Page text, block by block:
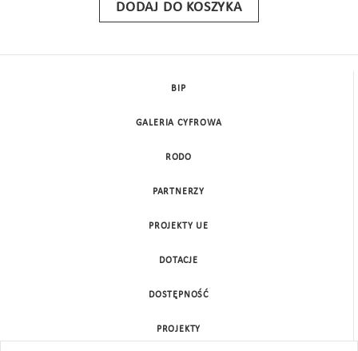
DODAJ DO KOSZYKA
BIP
GALERIA CYFROWA
RODO
PARTNERZY
PROJEKTY UE
DOTACJE
DOSTĘPNOŚĆ
PROJEKTY